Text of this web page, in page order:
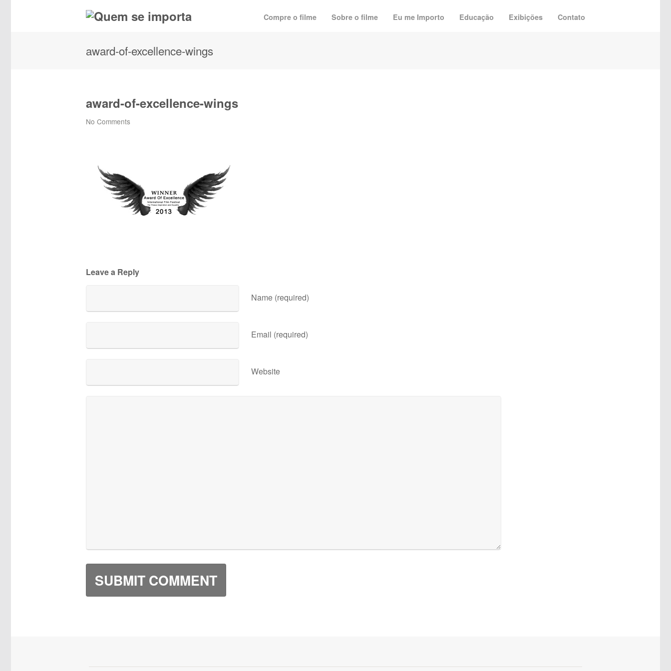
Compre o filme Sobre o filme Eu me Importo Educação Exibições Contato
award-of-excellence-wings
award-of-excellence-wings
No Comments
Leave a Reply
Name (required)
Email (required)
Website